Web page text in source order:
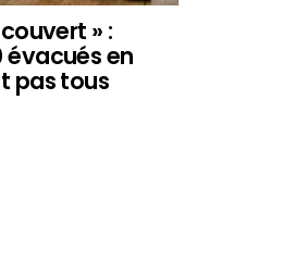
» :
évacués en
pas tous